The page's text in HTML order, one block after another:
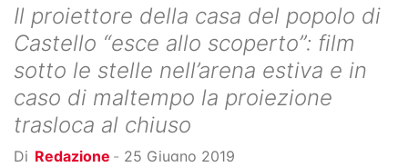
Il proiettore della casa del popolo di
Castello “esce allo scoperto”: film
sotto le stelle nell’arena estiva e in
caso di maltempo la proiezione
trasloca al chiuso
Di Redazione - 25 Giugno 2019